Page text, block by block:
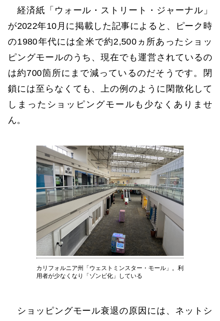
経済紙「ウォール・ストリート・ジャーナル」
が2022年10月に掲載した記事によると、ピーク時
の1980年代には全米で約2,500ヵ所あったショッ
ピングモールのうち、現在でも運営されているの
は約700箇所にまで減っているのだそうです。閉
鎖には至らなくても、上の例のように閑散化して
しまったショッピングモールも少なくありませ
ん。
カリフォルニア州「ウェストミンスター・モール」。利
用者が少なくなり「ゾンビ化」している
ショッピングモール衰退の原因には、ネットシ